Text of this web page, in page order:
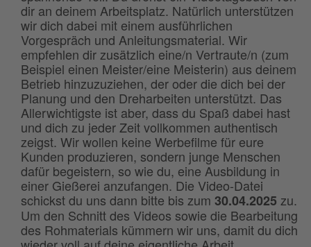
dir an deinem Arbeitsplatz. Natürlich unterstützen
wir dich dabei mit einem ausführlichen
Vorgespräch und Anleitungsmaterial. Wir
empfehlen dir zusätzlich eine/n Vertraute/n (zum
Beispiel einen Meister/eine Meisterin) aus deinem
Betrieb hinzuzuziehen, der oder die dich bei der
Planung und den Dreharbeiten unterstützt. Das
Allerwichtigste ist aber, dass du Spaß dabei hast
und dich zu jeder Zeit vollkommen authentisch
zeigst. Wir wollen keine Werbefilme für eure
Kunden produzieren, sondern junge Menschen
dafür begeistern, so wie du, eine Ausbildung in
einer Gießerei anzufangen. Die Video-Datei
schickst du uns dann bitte bis zum 30.04.2025 zu.
Um den Schnitt des Videos sowie die Bearbeitung
des Rohmaterials kümmern wir uns, damit du dich